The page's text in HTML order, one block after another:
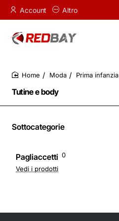
Account Altro
Tutine e body
Moda Prima infanzia
Sottocategorie
Pagliaccetti 0
Vedi i prodotti